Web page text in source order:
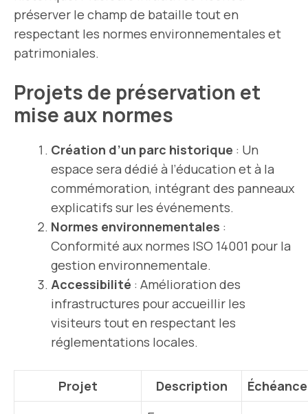
préserver le champ de bataille tout en
respectant les normes environnementales et
patrimoniales.
Projets de préservation et
mise aux normes
Création d’un parc historique : Un
espace sera dédié à l’éducation et à la
commémoration, intégrant des panneaux
explicatifs sur les événements.
Normes environnementales :
Conformité aux normes ISO 14001 pour la
gestion environnementale.
Accessibilité : Amélioration des
infrastructures pour accueillir les
visiteurs tout en respectant les
réglementations locales.
Projet Description
Échéance